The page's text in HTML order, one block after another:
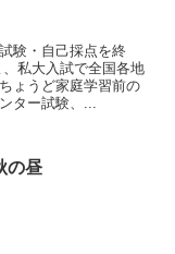
験・自己採点を終
私大入試で全国各地
ょうど家庭学習前の
ター試験、...
の昼